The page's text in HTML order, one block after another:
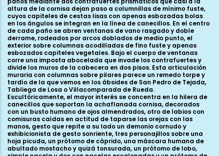
altura de la cornisa dejan paso a columnillas de mínimo fuste,
cuyos capiteles de cestas lisas con apenas esbozadas bolas
en los ángulos se integran en la línea de canecillos. En el centro
de cada paño se abren ventanas de vano rasgado y doble
derrame, rodeados por arcos doblados de medio punto, el
exterior sobre columnas acodilladas de fino fuste y apenas
esbozados capiteles vegetales. Bajo el cuerpo de ventanas
corre una imposta abocelada que invade los contrafuertes y
divide los muros de la cabecera en dos pisos. Esta articulación
muraria con columnas sobre pilares parece un remedo torpe y
tardío de la que vemos en los ábsides de San Pedro de Tejada,
Tabliega de Losa o Villacomparada de Rueda.
Escultóricamente, el mayor interés se concentra en la hilera de
canecillos que soportan la achaflanada cornisa, decorados
con un busto humano de ojos almendrados, otro de labios con
comisuras caídas en actitud de taparse las orejas con las
manos, gesto que repite a su lado un demonio cornudo y
exhibicionista de gesto sonriente, tres personajillos sobre una
hoja picuda, un prótomo de cáprido, una máscara humana de
abultado mostacho y quizá tonsurada, un prótomo de lobo,